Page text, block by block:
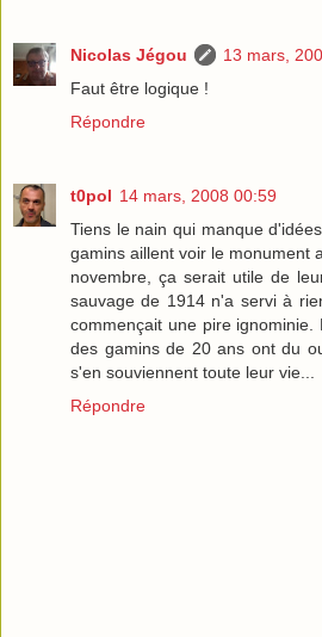
Nicolas Jégou
13 mars,
Faut être logique !
Répondre
t0pol 14 mars, 2008 00:59
Tiens le nain qui manque
gamins aillent voir le monument
novembre, ça serait utile de
sauvage de 1914 n'a servi à
commençait une pire
des gamins de 20 ans ont du
s'en souviennent toute leur vie...
Répondre